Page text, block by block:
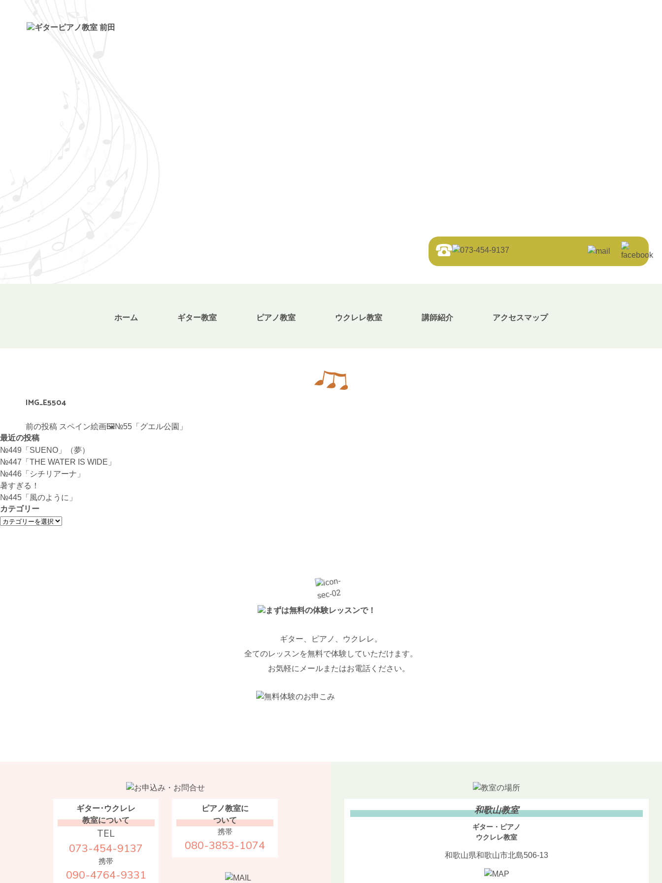
ホーム ギター教室 ピアノ教室 ウクレレ教室 講師紹介 アクセスマップ
073-454-9137
ピアノ教室について
IMG_E5504
投
稿
ナ
ビ
ゲ
ー
シ
ョ
ン
前の投稿 スペイン絵画🖼№55「グエル公園」
最近の投稿
№449「SUENO」（夢）
№447「THE WATER IS WIDE」
№446「シチリアーナ」
暑すぎる！
№445「風のように」
カテゴリー
カ
ギター、ピアノ、ウクレレ。
全てのレッスンを無料で体験していただけます。
お気軽にメールまたはお電話ください。
ギター･ウクレレ
教室について
TEL
073-454-9137
携帯
090-4764-9331
ピアノ教室に
ついて
携帯
080-3853-1074
和歌山教室
ギター・ピアノ
ウクレレ教室
和歌山県和歌山市北島506-13